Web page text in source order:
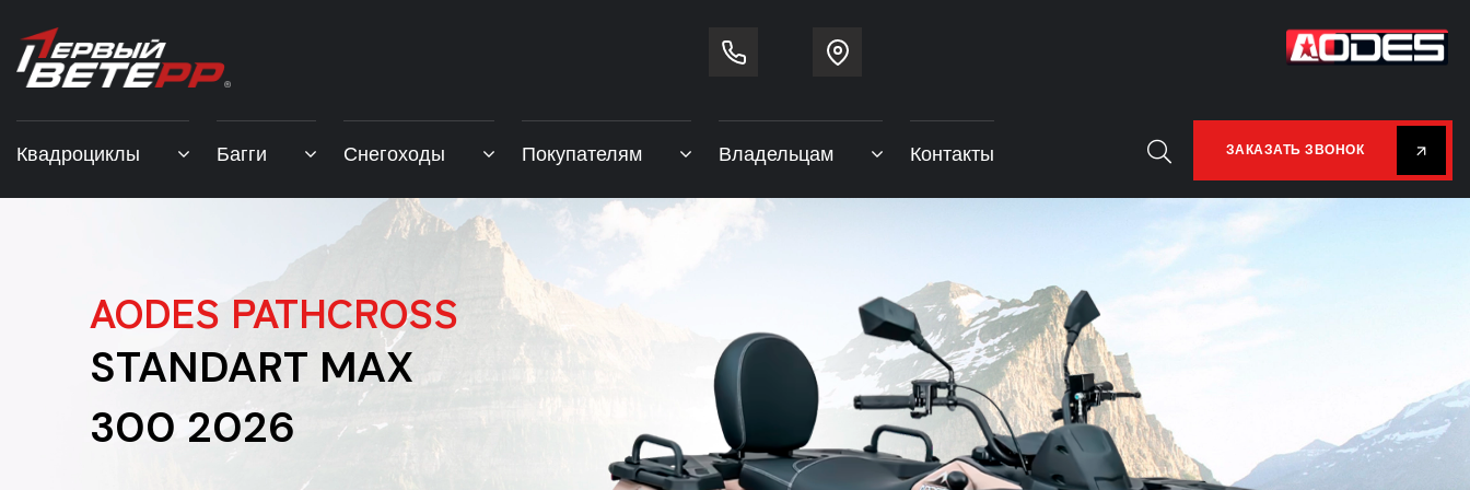
Квадроциклы Багги Снегоходы Покупателям Владельцам Контакты ЗАКАЗАТЬ ЗВОНОК
AODES PATHCROSS
STANDART MAX
300 2026